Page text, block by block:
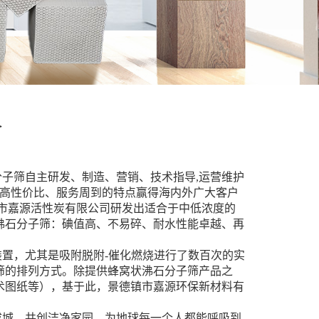
筛自主研发、制造、营销、技术指导,运营维护
性价比、服务周到的特点赢得海内外广大客户
嘉源活性炭有限公司研发出适合于中低浓度的
分子筛：碘值高、不易碎、耐水性能卓越、再
，尤其是吸附脱附-催化燃烧进行了数百次的实
排列方式。除提供蜂窝状沸石分子筛产品之
纸等），基于此，景德镇市嘉源环保新材料有